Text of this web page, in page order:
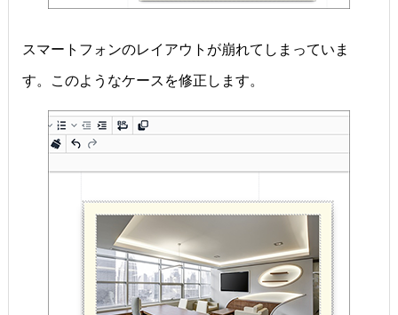
スマートフォンのレイアウトが崩れてしまっていま
す。このようなケースを修正します。